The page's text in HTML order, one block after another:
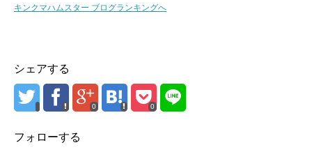
キンクマハムスター ブログランキングへ
シェアする
0 0
フォローする